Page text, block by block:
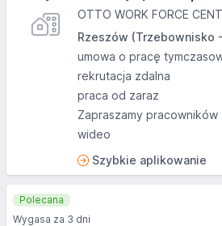
OTTO WORK FORCE
Rzeszów (Trzebownisko
umowa o pracę
rekrutacja zdalna
praca od zaraz
Zapraszamy pracowników
wideo
Szybkie aplikowanie
Polecana
Wygasa za 3 dni